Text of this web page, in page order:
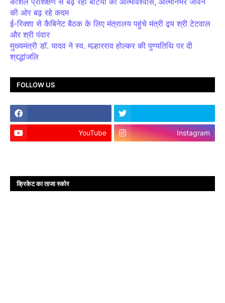
की ओर बढ़ रहे कदम
ई-रिक्शा से कैबिनेट बैठक के लिए मंत्रालय पहुंचे मंत्री द्वय श्री टेटवाल
और श्री पंवार
मुख्यमंत्री डॉ. यादव ने स्व. मल्हारराव होल्कर की पुण्यतिथि पर दी
श्रद्धांजलि
FOLLOW US
YouTube Instagram
क्रिकेट का ताजा स्कोर